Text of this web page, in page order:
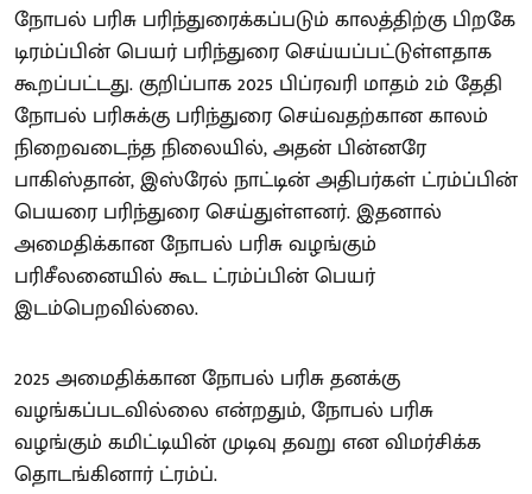
நோபல் பரிசு பரிந்துரைக்கப்படும் காலத்திற்கு பிறகே
டிரம்ப்பின் பெயர் பரிந்துரை செய்யப்பட்டுள்ளதாக
கூறப்பட்டது. குறிப்பாக 2025 பிப்ரவரி மாதம் 2ம் தேதி
நோபல் பரிசுக்கு பரிந்துரை செய்வதற்கான காலம்
நிறைவடைந்த நிலையில், அதன் பின்னரே
பாகிஸ்தான், இஸ்ரேல் நாட்டின் அதிபர்கள் ட்ரம்ப்பின்
பெயரை பரிந்துரை செய்துள்ளனர். இதனால்
அமைதிக்கான நோபல் பரிசு வழங்கும்
பரிசீலனையில் கூட ட்ரம்ப்பின் பெயர்
இடம்பெறவில்லை.
2025 அமைதிக்கான நோபல் பரிசு தனக்கு
வழங்கப்படவில்லை என்றதும், நோபல் பரிசு
வழங்கும் கமிட்டியின் முடிவு தவறு என விமர்சிக்க
தொடங்கினார் ட்ரம்ப்.